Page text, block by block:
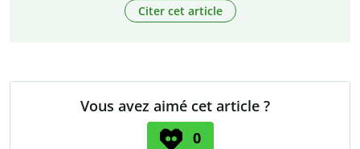
Citer cet article
Vous avez aimé cet article ?
0